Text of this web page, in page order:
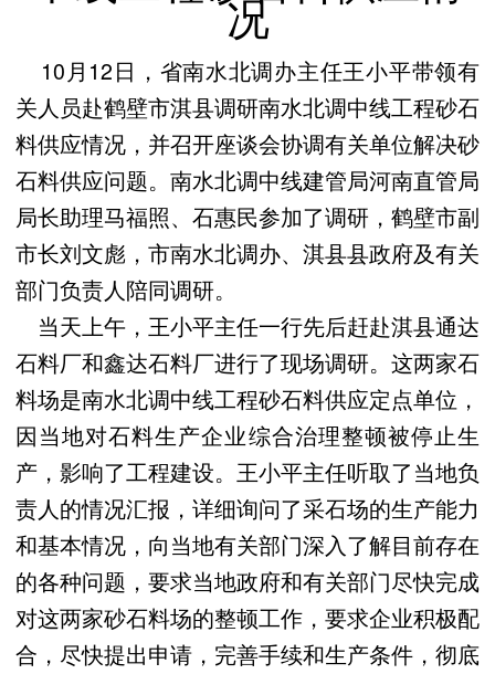
况
10月12日，省南水北调办主任王小平带领有
关人员赴鹤壁市淇县调研南水北调中线工程砂石
料供应情况，并召开座谈会协调有关单位解决砂
石料供应问题。南水北调中线建管局河南直管局
局长助理马福照、石惠民参加了调研，鹤壁市副
市长刘文彪，市南水北调办、淇县县政府及有关
部门负责人陪同调研。
当天上午，王小平主任一行先后赶赴淇县通达
石料厂和鑫达石料厂进行了现场调研。这两家石
料场是南水北调中线工程砂石料供应定点单位，
因当地对石料生产企业综合治理整顿被停止生
产，影响了工程建设。王小平主任听取了当地负
责人的情况汇报，详细询问了采石场的生产能力
和基本情况，向当地有关部门深入了解目前存在
的各种问题，要求当地政府和有关部门尽快完成
对这两家砂石料场的整顿工作，要求企业积极配
合，尽快提出申请，完善手续和生产条件，彻底